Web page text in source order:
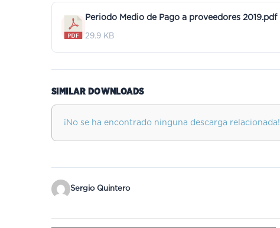
Periodo Medio de Pago a proveedores 2019.pdf
29.9 KB
SIMILAR DOWNLOADS
¡No se ha encontrado ninguna descarga relacionada!
Sergio Quintero